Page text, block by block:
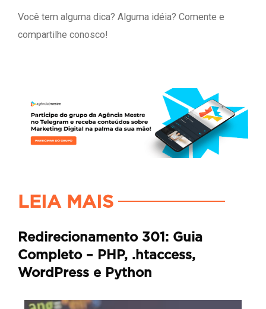
Você tem alguma dica? Alguma idéia? Comente e
compartilhe conosco!
LEIA MAIS
Redirecionamento 301: Guia
Completo – PHP, .htaccess,
WordPress e Python